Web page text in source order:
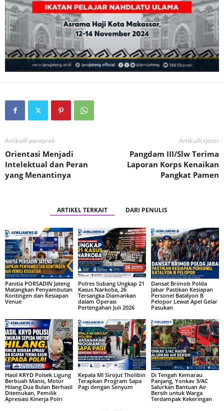
Artikulli paraprak
Orientasi Menjadi
Intelektual dan Peran
yang Menantinya
Artikulli tjetër
Pangdam III/Slw Terima
Laporan Korps Kenaikan
Pangkat Pamen
ARTIKEL TERKAIT DARI PENULIS
Panitia PORSADIN Jateng
Matangkan Penyambutan
Kontingen dan Kesiapan
Venue
Polres Subang Ungkap 21
Kasus Narkoba, 26
Tersangka Diamankan
dalam Operasi
Pertengahan Juli 2026
Dansat Brimob Polda
Jabar Pastikan Kesiapan
Personel Batalyon B
Pelopor Lewat Apel Gelar
Pasukan
Hasil KRYD Polsek Ligung
Berbuah Manis, Motor
Hilang Dua Bulan Berhasil
Ditemukan, Pemilik
Apresiasi Kinerja Polri
Kepala MI Sirojut Tholibin
Terapkan Program Sapa
Pagi dengan Senyum
Di Tengah Kemarau
Panjang, Yonkav 3/AC
Salurkan Bantuan Air
Bersih untuk Warga
Terdampak Kekeringan